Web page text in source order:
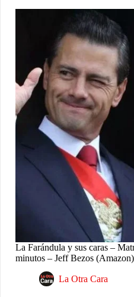
La Farándula y sus caras –
minutos – Jeff Bezos
La Otra Cara